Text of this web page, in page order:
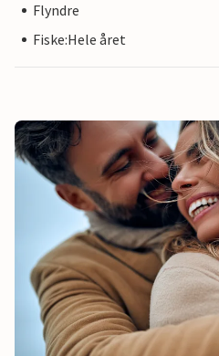
Flyndre
Fiske:Hele året